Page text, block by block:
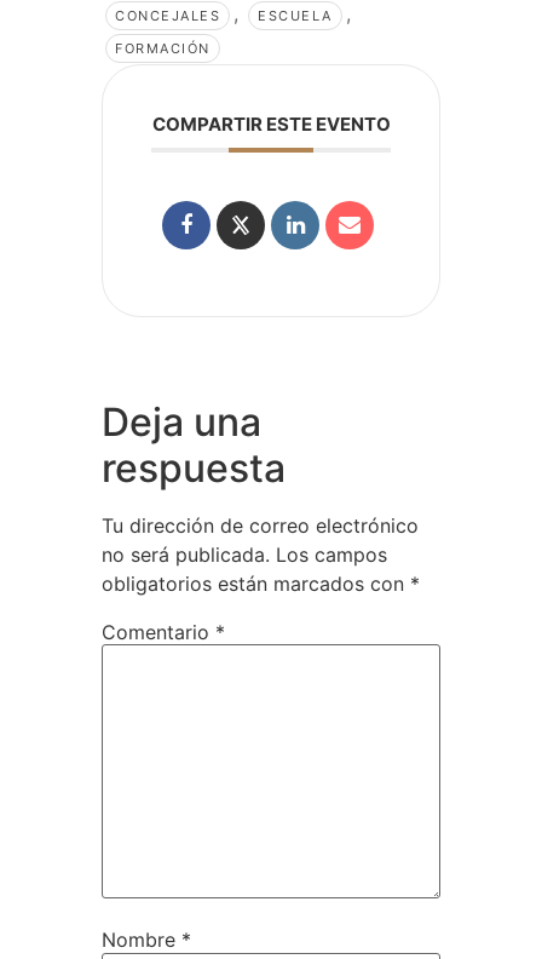
CONCEJALES , ESCUELA ,
FORMACIÓN
COMPARTIR ESTE EVENTO
Deja una
respuesta
Tu dirección de correo electrónico
no será publicada. Los campos
obligatorios están marcados con *
Comentario *
Nombre *